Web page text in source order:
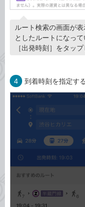
ルート検索の画面が
としたルートになっ
［出発時刻］をタップ
4 到着時刻を指定する